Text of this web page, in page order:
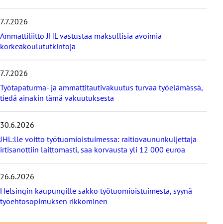
ä
t
u
u
t
i
e
t
7.7.2026
Ammattiliitto JHL vastustaa maksullisia avoimia
korkeakoulututkintoja
7.7.2026
Työtapaturma- ja ammattitautivakuutus turvaa työelämässä,
tiedä ainakin tämä vakuutuksesta
30.6.2026
JHL:lle voitto työtuomioistuimessa: raitiovaununkuljettaja
irtisanottiin laittomasti, saa korvausta yli 12 000 euroa
26.6.2026
Helsingin kaupungille sakko työtuomioistuimesta, syynä
työehtosopimuksen rikkominen